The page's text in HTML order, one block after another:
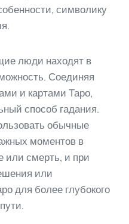
символику
люди находят в
Соединяя
и картами Таро,
способ гадания.
обычные
моментов в
или смерть, и при
или
для более глубокого